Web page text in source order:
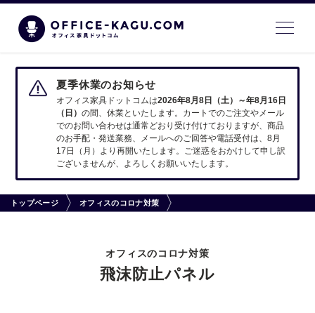
夏季休業のお知らせ
オフィス家具ドットコムは2026年8月8日（土）～年8月16日
（日）の間、休業といたします。カートでのご注文やメール
でのお問い合わせは通常どおり受け付けておりますが、商品
のお手配・発送業務、メールへのご回答や電話受付は、8月
17日（月）より再開いたします。ご迷惑をおかけして申し訳
ございませんが、よろしくお願いいたします。
トップページ オフィスのコロナ対策
オフィスのコロナ対策
飛沫防止パネル